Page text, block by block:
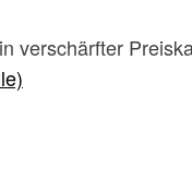
verschärfter